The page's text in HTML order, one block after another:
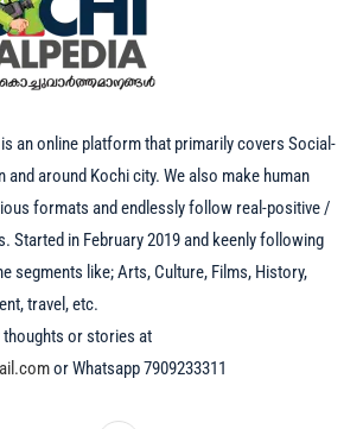
is an online platform that primarily covers Social-
and around Kochi city. We also make human
formats and endlessly follow real-positive /
Started in February 2019 and keenly following
segments like; Arts, Culture, Films, History,
travel, etc.
or stories at
or Whatsapp 7909233311